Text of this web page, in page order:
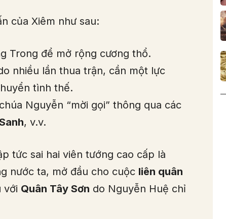
của Xiêm như sau:
Trong để mở rộng cương thổ.
nhiều lần thua trận, cần một lực
tình thế.
Nguyễn “mời gọi” thông qua các
, v.v.
tức sai hai viên tướng cao cấp là
nước ta, mở đầu cho cuộc liên quân
với Quân Tây Sơn do Nguyễn Huệ chỉ